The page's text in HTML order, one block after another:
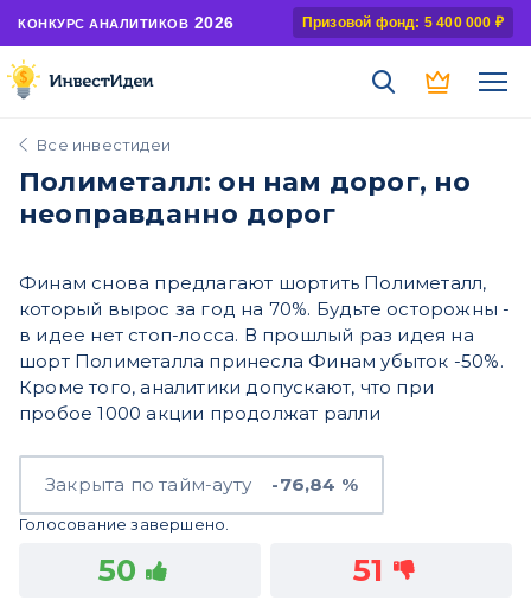
КОНКУРС АНАЛИТИКОВ 2026 Призовой фонд: 5 400 000 ₽
Все инвестидеи
Полиметалл: он нам дорог, но
неоправданно дорог
Финам снова предлагают шортить Полиметалл,
который вырос за год на 70%. Будьте осторожны -
в идее нет стоп-лосса. В прошлый раз идея на
шорт Полиметалла принесла Финам убыток -50%.
Кроме того, аналитики допускают, что при
пробое 1000 акции продолжат ралли
Закрыта по тайм-ауту -76,84 %
Голосование завершено.
50 51